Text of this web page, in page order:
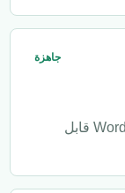
جاهزة
استخرج نص PDF القابل للقراءة إلى ملف Word قابل